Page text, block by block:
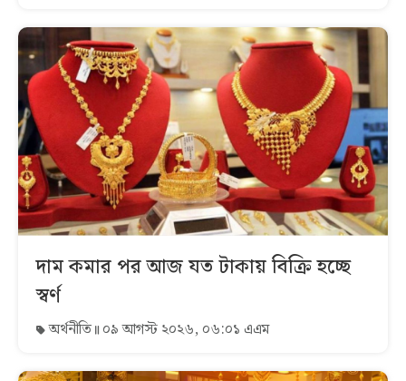
দাম কমার পর আজ যত টাকায় বিক্রি হচ্ছে
স্বর্ণ
অর্থনীতি ০৯ আগস্ট ২০২৬, ০৬:০১ এএম